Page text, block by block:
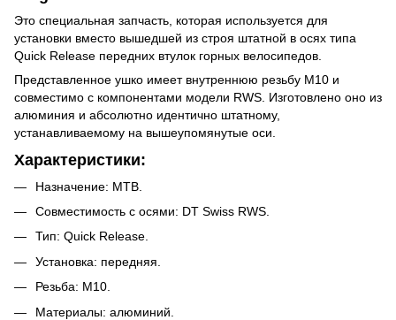
Это специальная запчасть, которая используется для
установки вместо вышедшей из строя штатной в осях типа
Quick Release передних втулок горных велосипедов.
Представленное ушко имеет внутреннюю резьбу M10 и
совместимо с компонентами модели RWS. Изготовлено оно из
алюминия и абсолютно идентично штатному,
устанавливаемому на вышеупомянутые оси.
Характеристики:
Назначение: MTB.
Совместимость с осями: DT Swiss RWS.
Тип: Quick Release.
Установка: передняя.
Резьба: M10.
Материалы: алюминий.